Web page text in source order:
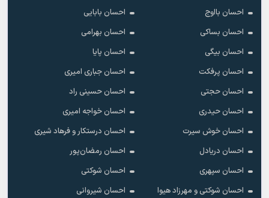
احسان بااوج
احسان بابایی
احسان بساکی
احسان بهرامی
احسان بیگی
احسان پایا
احسان پرفکت
احسان جباری امیری
احسان حجتی
احسان حسینی راد
احسان حیدری
احسان خواجه امیری
احسان خوش سیرت
احسان درستکار و فرهاد شیرى
احسان دریادل
احسان رمضان‌پور
احسان سپهری
احسان شوکتی
احسان شوکتی و مهرزاد هیوا
احسان شیروانی